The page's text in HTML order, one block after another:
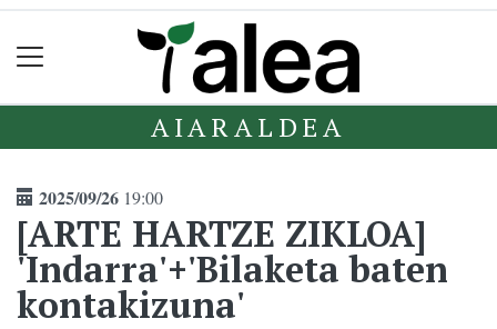
AIARALDEA
2025/09/26 19:00
[ARTE HARTZE ZIKLOA]
'Indarra'+'Bilaketa baten
kontakizuna'